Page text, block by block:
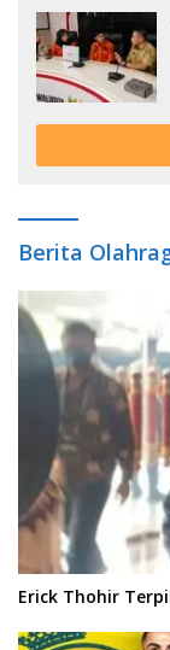
Berita
Erick Thohir